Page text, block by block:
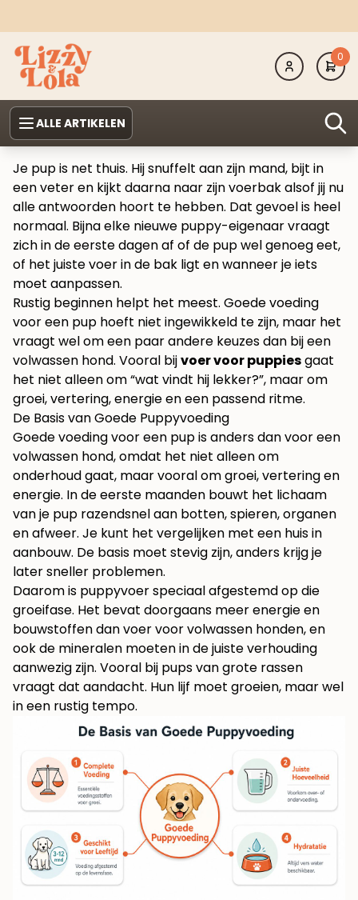
0
ALLE ARTIKELEN
Je pup is net thuis. Hij snuffelt aan zijn mand, bijt in
een veter en kijkt daarna naar zijn voerbak alsof jij nu
alle antwoorden hoort te hebben. Dat gevoel is heel
normaal. Bijna elke nieuwe puppy-eigenaar vraagt
zich in de eerste dagen af of de pup wel genoeg eet,
of het juiste voer in de bak ligt en wanneer je iets
moet aanpassen.
Rustig beginnen helpt het meest. Goede voeding
voor een pup hoeft niet ingewikkeld te zijn, maar het
vraagt wel om een paar andere keuzes dan bij een
volwassen hond. Vooral bijvoer voor puppiesgaat
het niet alleen om “wat vindt hij lekker?”, maar om
groei, vertering, energie en een passend ritme.
De Basis van Goede Puppyvoeding
Goede voeding voor een pup is anders dan voor een
volwassen hond, omdat het niet alleen om
onderhoud gaat, maar vooral om groei, vertering en
energie. In de eerste maanden bouwt het lichaam
van je pup razendsnel aan botten, spieren, organen
en afweer. Je kunt het vergelijken met een huis in
aanbouw. De basis moet stevig zijn, anders krijg je
later sneller problemen.
Daarom is puppyvoer speciaal afgestemd op die
groeifase. Het bevat doorgaans meer energie en
bouwstoffen dan voer voor volwassen honden, en
ook de mineralen moeten in de juiste verhouding
aanwezig zijn. Vooral bij pups van grote rassen
vraagt dat aandacht. Hun lijf moet groeien, maar wel
in een rustig tempo.